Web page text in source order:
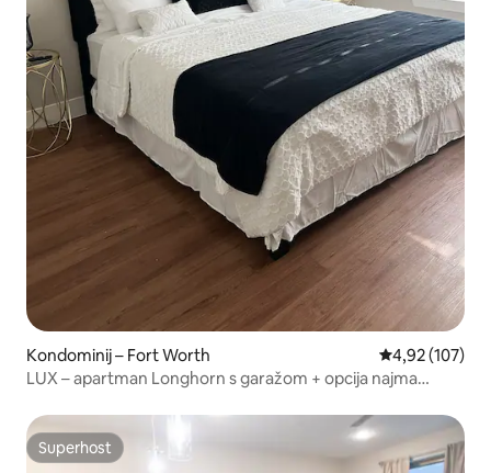
Kondominij – Fort Worth Prosječna
4,92 (107)
LUX – apartman Longhorn s garažom + opcija najma
Superhost
Superhost